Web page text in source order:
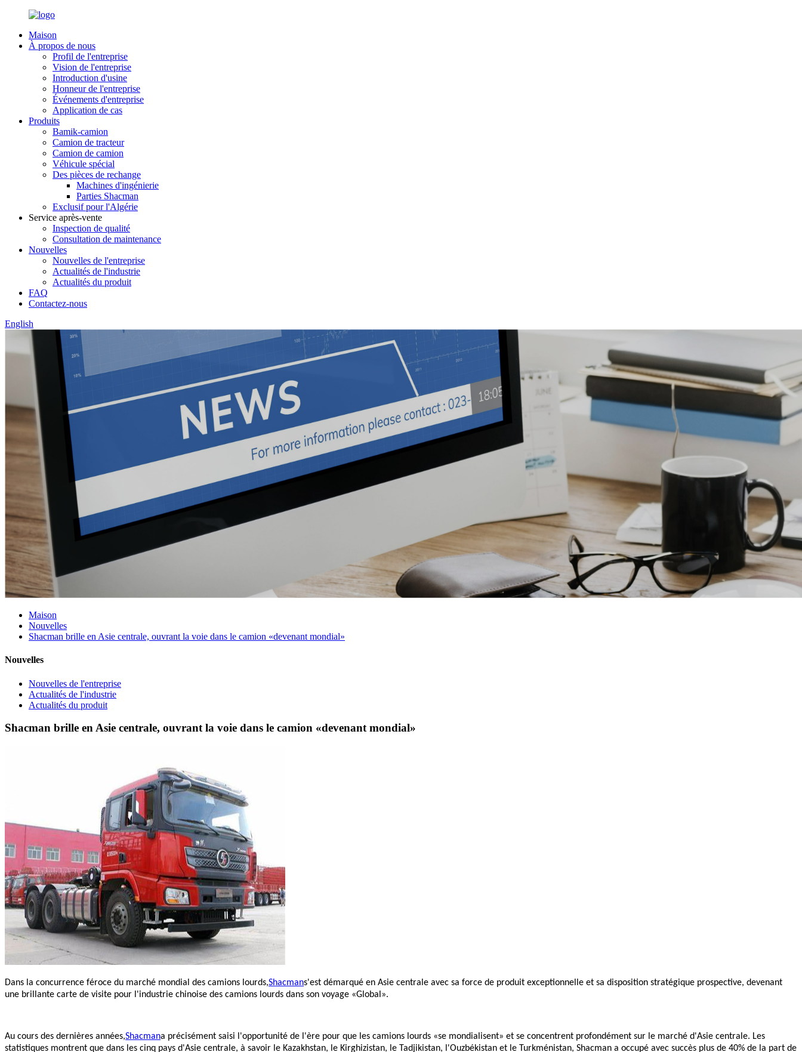
Maison
À propos de nous
Profil de l'entreprise
Vision de l'entreprise
Introduction d'usine
Honneur de l'entreprise
Événements d'entreprise
Application de cas
Produits
Bamik-camion
Camion de tracteur
Camion de camion
Véhicule spécial
Des pièces de rechange
Machines d'ingénierie
Parties Shacman
Exclusif pour l'Algérie
Service après-vente
Inspection de qualité
Consultation de maintenance
Nouvelles
Nouvelles de l'entreprise
Actualités de l'industrie
Actualités du produit
FAQ
Contactez-nous
English
Maison
Nouvelles
Shacman brille en Asie centrale, ouvrant la voie dans le camion «devenant mondial»
Nouvelles
Nouvelles de l'entreprise
Actualités de l'industrie
Actualités du produit
Shacman brille en Asie centrale, ouvrant la voie dans le camion «devenant mondial»
Dans la concurrence féroce du marché mondial des camions lourds,Shacmans'est démarqué en Asie centrale avec sa force de produit exceptionnelle et sa disposition stratégique prospective, devenant
une brillante carte de visite pour l'industrie chinoise des camions lourds dans son voyage «Global».
Au cours des dernières années,Shacmana précisément saisi l'opportunité de l'ère pour que les camions lourds «se mondialisent» et se concentrent profondément sur le marché d'Asie centrale. Les
statistiques montrent que dans les cinq pays d'Asie centrale, à savoir le Kazakhstan, le Kirghizistan, le Tadjikistan, l'Ouzbékistan et le Turkménistan, Shacman a occupé avec succès plus de 40% de la part de